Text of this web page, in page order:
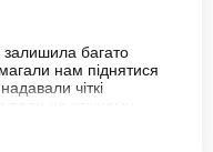
багато
нам піднятися
чіткі
на кожному
працівники
професійні.